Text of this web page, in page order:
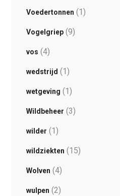
Voedertonnen (1)
Vogelgriep(9)
vos (4)
wedstrijd (1)
wetgeving (1)
Wildbeheer (3)
wilder (1)
wildziekten (15)
Wolven (4)
wulpen (2)